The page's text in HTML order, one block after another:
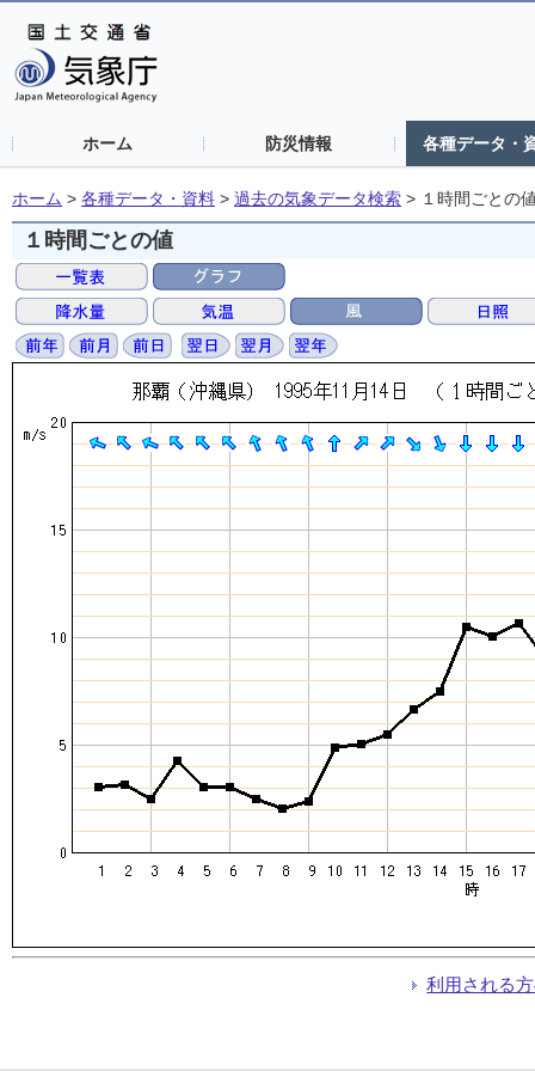
ホーム 防災情報 各種データ・
ホーム > 各種データ・資料 > 過去の気象データ検索 > １時間ごとの
１時間ごとの値
利用される